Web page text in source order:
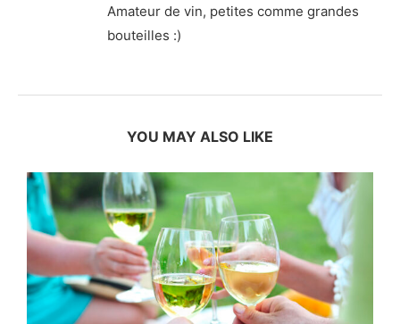
Amateur de vin, petites comme grandes
bouteilles :)
YOU MAY ALSO LIKE